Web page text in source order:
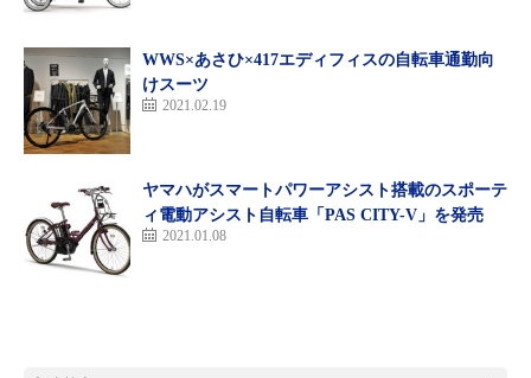
WWS×あさひ×417エディフィスの自転車通勤向
けスーツ
2021.02.19
ヤマハがスマートパワーアシスト搭載のスポーテ
ィ電動アシスト自転車「PAS CITY-V」を発売
2021.01.08